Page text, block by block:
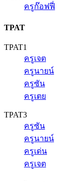
ครูก๊อฟฟี่
TPAT
TPAT1
ครูเจต
ครูนายน์
ครูซัน
ครูเตย
TPAT3
ครูซัน
ครูนายน์
ครูเด่น
ครูเจต